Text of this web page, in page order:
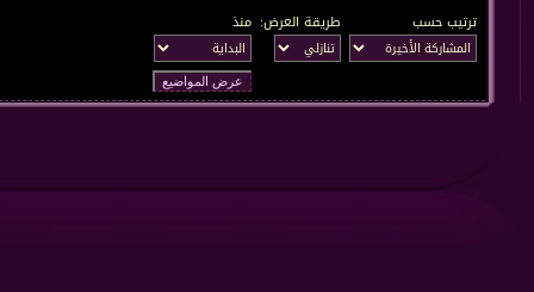
ترتيب حسب
طريقة العرض: منذ